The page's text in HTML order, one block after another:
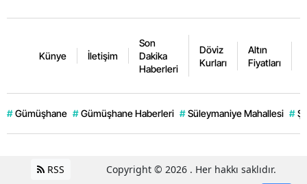
Kayseri
Kırklareli
Kırşehir
Kocaeli
Kütahya
Künye İletişim
Son
Dakika
Haberleri
Döviz
Kurları
Altın
Fiyatları
# Gümüşhane # Gümüşhane Haberleri # Süleymaniye Mahallesi #
RSS Copyright © 2026 . Her hakkı saklıdır.